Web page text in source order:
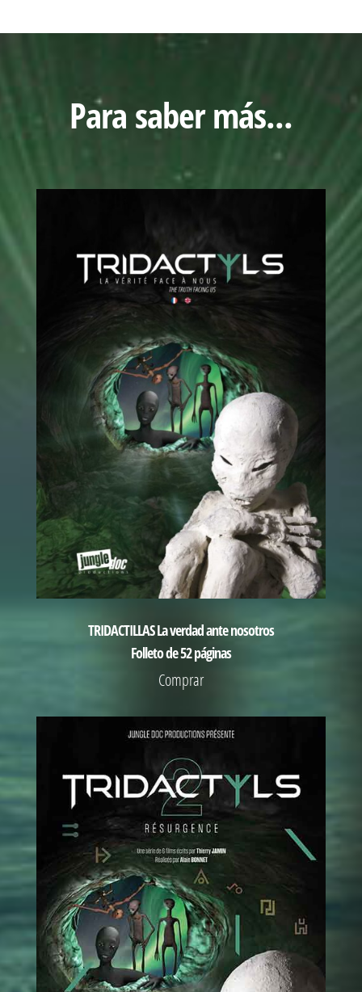
Para saber más...
TRIDACTILLAS La verdad ante nosotros
Folleto de 52 páginas
Comprar